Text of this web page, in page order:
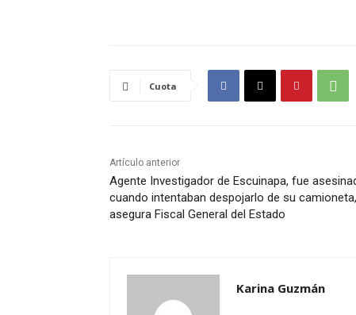
Cuota
Artículo anterior
Agente Investigador de Escuinapa, fue
cuando intentaban despojarlo de su camioneta,
asegura Fiscal General del Estado
Karina Guzmán